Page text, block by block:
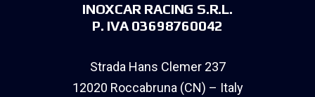
INOXCAR RACING S.R.L.
P. IVA 03698760042
Strada Hans Clemer 237
12020 Roccabruna (CN) – Italy